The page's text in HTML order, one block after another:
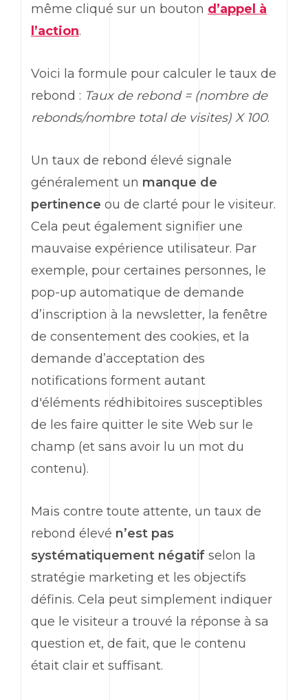
même cliqué sur un bouton d’appel à
l’action.
Voici la formule pour calculer le taux de
rebond : Taux de rebond = (nombre de
rebonds/nombre total de visites) X 100.
Un taux de rebond élevé signale
généralement un manque de
pertinence ou de clarté pour le visiteur.
Cela peut également signifier une
mauvaise expérience utilisateur. Par
exemple, pour certaines personnes, le
pop-up automatique de demande
d’inscription à la newsletter, la fenêtre
de consentement des cookies, et la
demande d’acceptation des
notifications forment autant
d'éléments rédhibitoires susceptibles
de les faire quitter le site Web sur le
champ (et sans avoir lu un mot du
contenu).
Mais contre toute attente, un taux de
rebond élevé n’est pas
systématiquement négatif selon la
stratégie marketing et les objectifs
définis. Cela peut simplement indiquer
que le visiteur a trouvé la réponse à sa
question et, de fait, que le contenu
était clair et suffisant.